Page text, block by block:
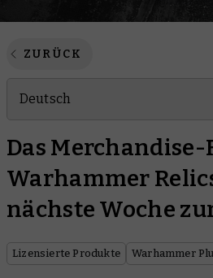
ZURÜCK
Deutsch
Das Merchandise-
Warhammer
nächste Woche
Lizensierte Produkte Warhammer